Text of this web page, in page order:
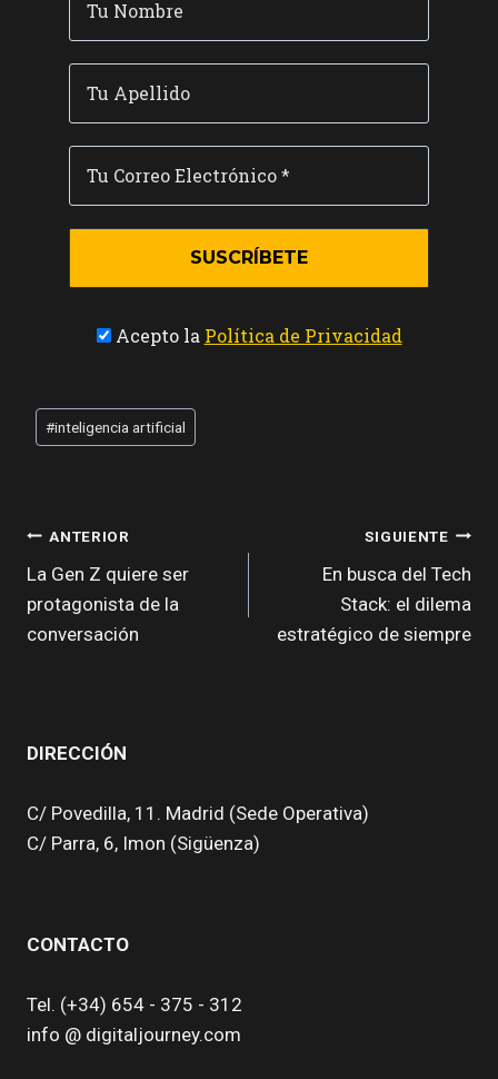
Acepto la Política de Privacidad
Etiquetas
de
#inteligencia artificial
NAVEGACIÓN
DE
ENTRADAS
ANTERIOR
La Gen Z quiere ser
protagonista de la
conversación
SIGUIENTE
En busca del Tech
Stack: el dilema
estratégico de siempre
DIRECCIÓN
C/ Povedilla, 11. Madrid (Sede Operativa)
C/ Parra, 6, Imon (Sigüenza)
CONTACTO
Tel. (+34) 654 - 375 - 312
info @ digitaljourney.com